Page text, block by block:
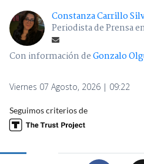
Constanza Carrillo
Periodista de Prensa
Con información deGonzalo
Viernes 07 Agosto, 2026 | 09:22
Seguimos criterios de